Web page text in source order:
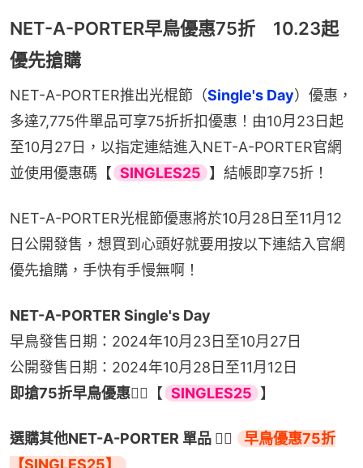
NET-A-PORTER早鳥優惠75折 10.23起
優先搶購
NET-A-PORTER推出光棍節（Single's Day）優惠，
多達7,775件單品可享75折折扣優惠！由10月23日起
至10月27日，以指定連結進入NET-A-PORTER官網
並使用優惠碼【 SINGLES25 】結帳即享75折！
NET-A-PORTER光棍節優惠將於10月28日至11月12
日公開發售，想買到心頭好就要用按以下連結入官網
優先搶購，手快有手慢無啊！
NET-A-PORTER Single's Day
早鳥發售日期：2024年10月23日至10月27日
公開發售日期：2024年10月28日至11月12日
即搶75折早鳥優惠👉🏻 【 SINGLES25 】
選購其他NET-A-PORTER 單品 👉🏻
早鳥優惠75折
【SINGLES25】